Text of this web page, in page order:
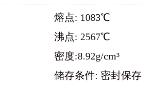
熔点: 1083℃
沸点: 2567℃
密度:8.92g/cm³
储存条件: 密封保存